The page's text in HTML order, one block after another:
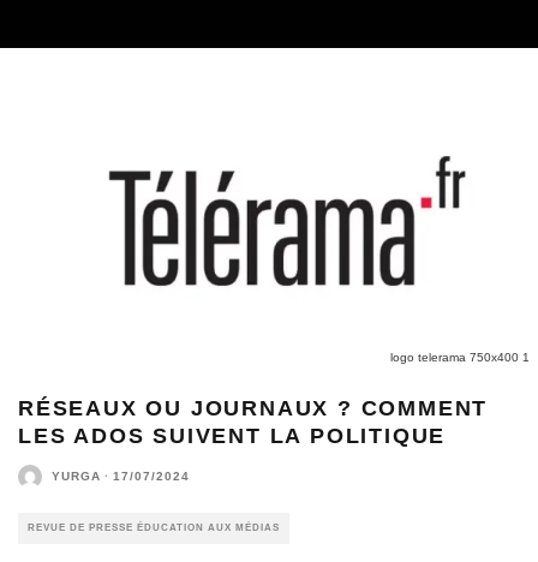
logo telerama 750x400 1
RÉSEAUX OU JOURNAUX ? COMMENT
LES ADOS SUIVENT LA POLITIQUE
YURGA · 17/07/2024
REVUE DE PRESSE ÉDUCATION AUX MÉDIAS